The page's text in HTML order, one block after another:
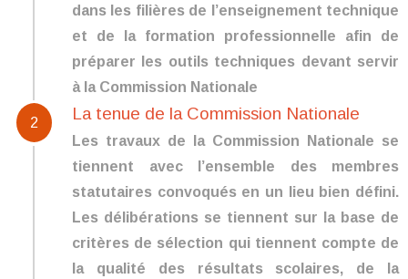
dans les filières de l’enseignement technique
et de la formation professionnelle afin de
préparer les outils techniques devant servir
à la Commission Nationale
2 La tenue de la Commission Nationale
Les travaux de la Commission Nationale se
tiennent avec l’ensemble des membres
statutaires convoqués en un lieu bien défini.
Les délibérations se tiennent sur la base de
critères de sélection qui tiennent compte de
la qualité des résultats scolaires, de la